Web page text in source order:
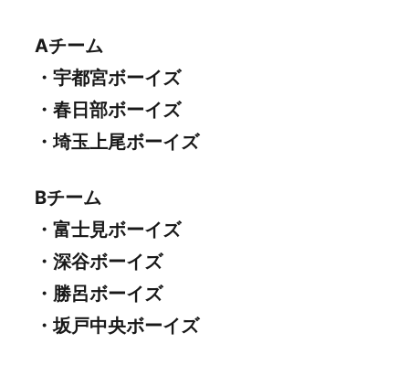
Aチーム
・宇都宮ボーイズ
・春日部ボーイズ
・埼玉上尾ボーイズ
Bチーム
・富士見ボーイズ
・深谷ボーイズ
・勝呂ボーイズ
・坂戸中央ボーイズ